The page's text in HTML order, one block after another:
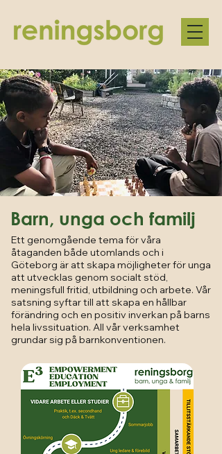
Barn, unga och familj
Ett genomgående tema för våra
åtaganden både utomlands och i
Göteborg är att skapa möjligheter för unga
att utvecklas genom socialt stöd,
meningsfull fritid, utbildning och arbete. Vår
satsning syftar till att skapa en hållbar
förändring och en positiv inverkan på barns
hela livssituation. All vår verksamhet
grundar sig på barnkonventionen.